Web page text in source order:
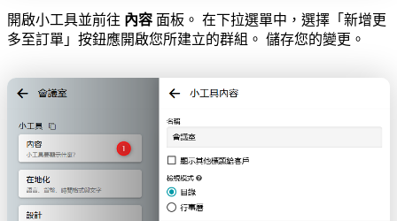
開啟小工具並前往 內容 面板。 在下拉選單中，選擇「新增更
多至訂單」按鈕應開啟您所建立的群組。 儲存您的變更。